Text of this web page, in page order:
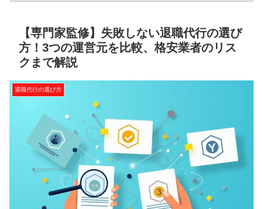
【専門家監修】失敗しない退職代行の選び
方！3つの運営元を比較、格安業者のリス
クまで解説
退職代行の選び方